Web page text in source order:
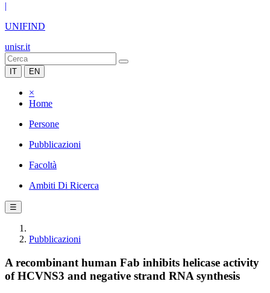
|
UNIFIND
unisr.it
IT EN
×
Home
Persone
Pubblicazioni
Facoltà
Ambiti Di Ricerca
☰
Pubblicazioni
A recombinant human Fab inhibits helicase activity
of HCVNS3 and negative strand RNA synthesis